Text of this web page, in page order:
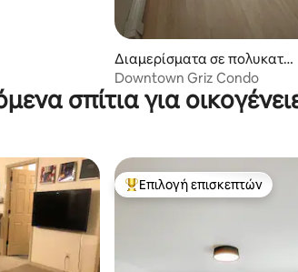
Διαμερίσματα σε πολυκατοι
κία στην πόλη Missoula
Downtown Griz Condo
σπίτια για
Κορυφαία επιλογή
Επιλογή επισκεπτών